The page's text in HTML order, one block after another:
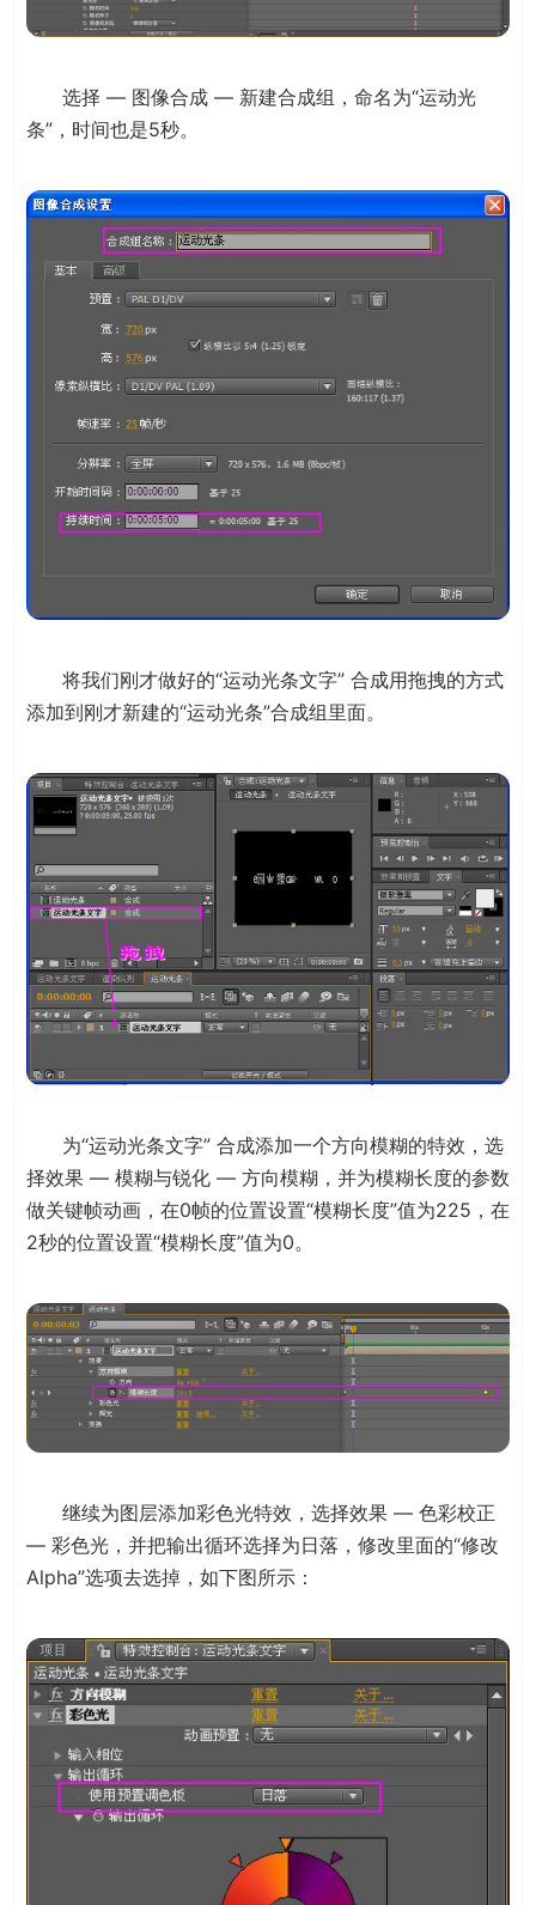
选择 — 图像合成 — 新建合成组，命名为“运动光
条”，时间也是5秒。
将我们刚才做好的“运动光条文字” 合成用拖拽的方式
添加到刚才新建的“运动光条”合成组里面。
为“运动光条文字” 合成添加一个方向模糊的特效，选
择效果 — 模糊与锐化 — 方向模糊，并为模糊长度的参数
做关键帧动画，在0帧的位置设置“模糊长度”值为225，在
2秒的位置设置“模糊长度”值为0。
继续为图层添加彩色光特效，选择效果 — 色彩校正
— 彩色光，并把输出循环选择为日落，修改里面的“修改
Alpha”选项去选掉，如下图所示：